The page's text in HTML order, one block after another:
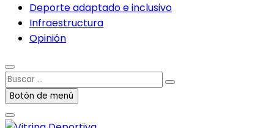
Deporte adaptado e inclusivo
Infraestructura
Opinión
Buscar
…Botón de menú